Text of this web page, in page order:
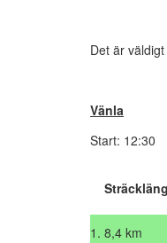
Det är
Vänla
Start: 12:30
1. 8,4 km